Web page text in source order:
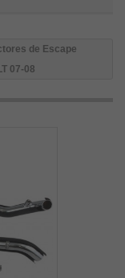
de Escape
07-08